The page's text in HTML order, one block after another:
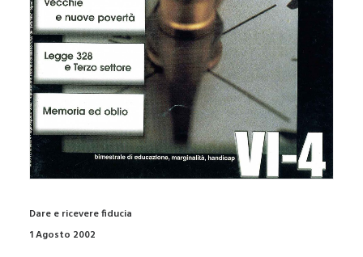
Dare e ricevere fiducia
1 Agosto 2002